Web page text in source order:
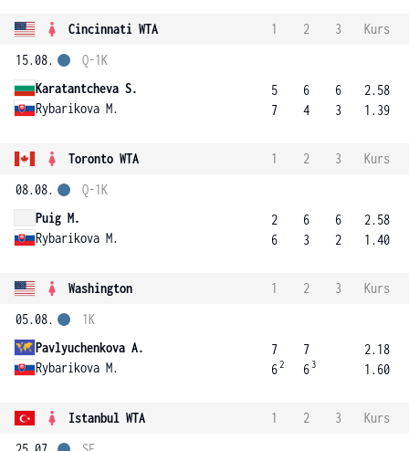
Cincinnati WTA 1 2 3
Kurs
15.08.
Karatantcheva S.
Rybarikova M.
Q-1K
5
7
6
4
6
3
2.58
1.39
Toronto WTA 1 2 3
Kurs
08.08.
Puig M.
Rybarikova M.
Q-1K
2
6
6
3
6
2
2.58
1.40
Washington 1 2 3
Kurs
05.08.
Pavlyuchenkova A.
Rybarikova M.
1K
7
62
7
6 3
2.18
1.60
Istanbul WTA 1 2 3
Kurs